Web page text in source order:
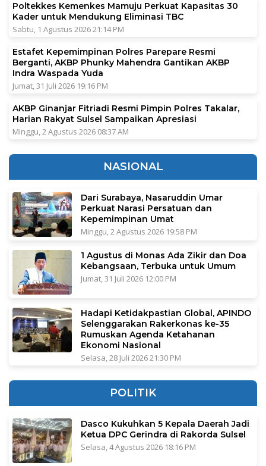
Poltekkes Kemenkes Mamuju Perkuat Kapasitas 30
Kader untuk Mendukung Eliminasi TBC
Sabtu, 1 Agustus 2026 21:14 PM
Estafet Kepemimpinan Polres Parepare Resmi
Berganti, AKBP Phunky Mahendra Gantikan AKBP
Indra Waspada Yuda
Jumat, 31 Juli 2026 19:16 PM
AKBP Ginanjar Fitriadi Resmi Pimpin Polres Takalar,
Harian Rakyat Sulsel Sampaikan Apresiasi
Minggu, 2 Agustus 2026 08:37 AM
NASIONAL
Dari Surabaya, Nasaruddin Umar
Perkuat Narasi Persatuan dan
Kepemimpinan Umat
Minggu, 2 Agustus 2026 19:58 PM
1 Agustus di Monas Ada Zikir dan Doa
Kebangsaan, Terbuka untuk Umum
Jumat, 31 Juli 2026 12:00 PM
Hadapi Ketidakpastian Global, APINDO
Selenggarakan Rakerkonas ke-35
Rumuskan Agenda Ketahanan
Ekonomi Nasional
Selasa, 28 Juli 2026 21:30 PM
POLITIK
Dasco Kukuhkan 5 Kepala Daerah Jadi
Ketua DPC Gerindra di Rakorda Sulsel
Selasa, 4 Agustus 2026 18:16 PM